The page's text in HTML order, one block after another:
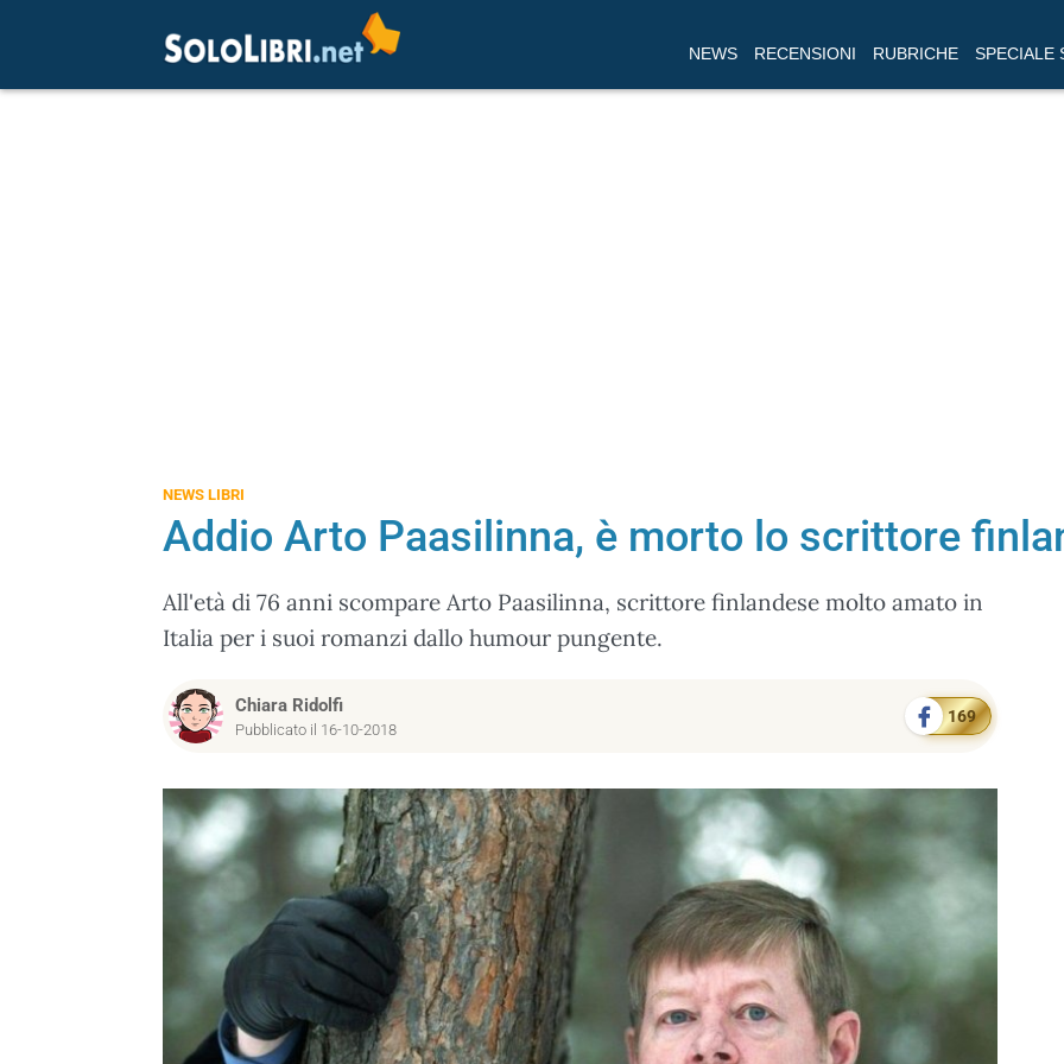
NEWS RECENSIONI RUBRICHE SPECIALE
NEWS LIBRI
Addio Arto Paasilinna, è morto lo scrittore
All'età di 76 anni scompare Arto Paasilinna, scrittore finlandese molto amato in
Italia per i suoi romanzi dallo humour pungente.
Chiara Ridolfi
Pubblicato il 16-10-2018
169